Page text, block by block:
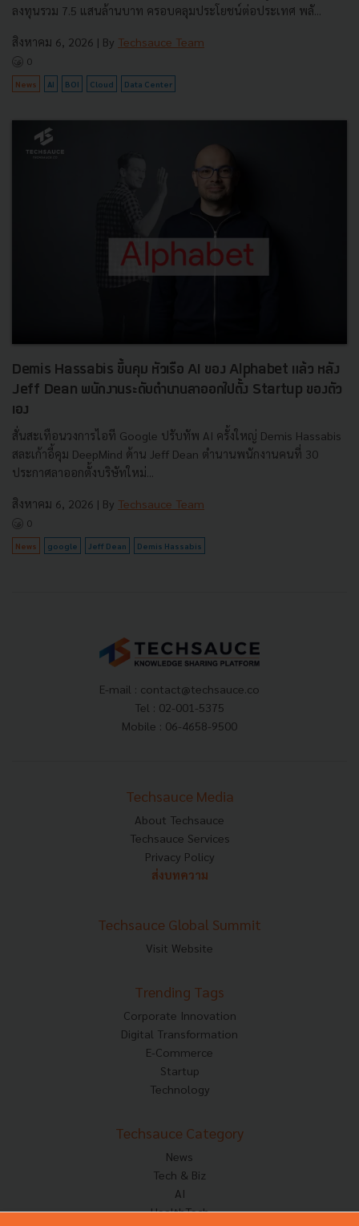
ลงทุนรวม 7.5 แสนล้านบาท ครอบคลุมประโยชน์ต่อประเทศ พลั...
สิงหาคม 6, 2026 | By Techsauce Team
0
News AI BOI Cloud Data Center
Demis Hassabis ขึ้นคุม หัวเรือ AI ของ Alphabet แล้ว หลัง
Jeff Dean พนักงานระดับตำนานลาออกไปตั้ง Startup ของตัว
เอง
สั่นสะเทือนวงการไอที Google ปรับทัพ AI ครั้งใหญ่ Demis Hassabis
สละเก้าอี้คุม DeepMind ด้าน Jeff Dean ตำนานพนักงานคนที่ 30
ประกาศลาออกตั้งบริษัทใหม่...
สิงหาคม 6, 2026 | By Techsauce Team
0
News google Jeff Dean Demis Hassabis
E-mail : contact@techsauce.co
Tel : 02-001-5375
Mobile : 06-4658-9500
Techsauce Media
About Techsauce
Techsauce Services
Privacy Policy
ส่งบทความ
Techsauce Global Summit
Visit Website
Trending Tags
Corporate Innovation
Digital Transformation
E-Commerce
Startup
Technology
Techsauce Category
News
Tech & Biz
AI
HealthTech